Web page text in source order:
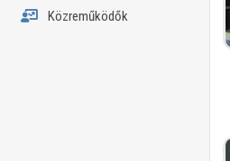
Közreműködők